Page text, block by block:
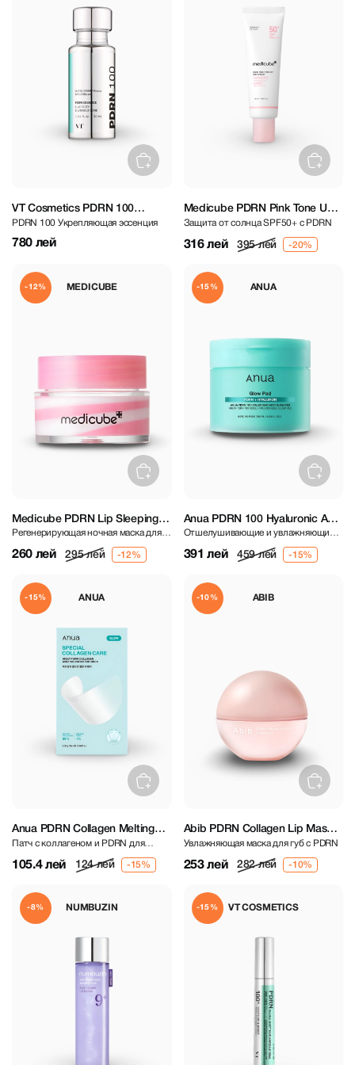
VT Cosmetics PDRN 100
Essence 30 ml
PDRN 100 Укрепляющая эссенция
780 лей
Medicube PDRN Pink Tone Up
Sun Cream 50 ml
Защита от солнца SPF50+ с PDRN
316 лей 395 лей
MEDICUBE
-12%
Medicube PDRN Lip Sleeping
Mask 10 g
Регенерирующая ночная маска для
260 лей 295 лей
ANUA
-15%
Anua PDRN 100 Hyaluronic Acid
Glow Pad 60 pcs
Отшелушивающие и увлажняющие
диски для сияния кожи
391 лей 459 лей
ANUA
-15%
Anua PDRN Collagen Melting
Patch For Neck
Патч с коллагеном и PDRN для
105.4 лей 124 лей
ABIB
-10%
Abib PDRN Collagen Lip Mask
Glazed Jelly 11g
Увлажняющая маска для губ с PDRN
253 лей 282 лей
NUMBUZIN
-8% VT COSMETICS
-15%